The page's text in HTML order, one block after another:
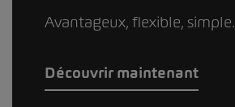
Avantageux, flexible, simple.
Découvrir maintenant